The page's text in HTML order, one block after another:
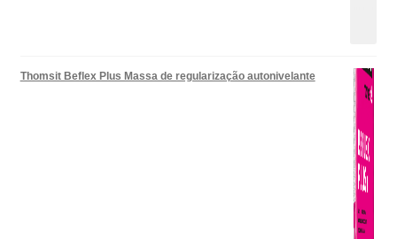
Thomsit Beflex Plus Massa de regularização autonivelante